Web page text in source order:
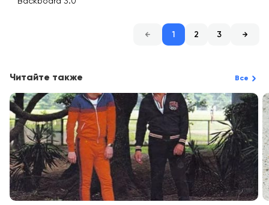
1 2 3
Читайте также Все